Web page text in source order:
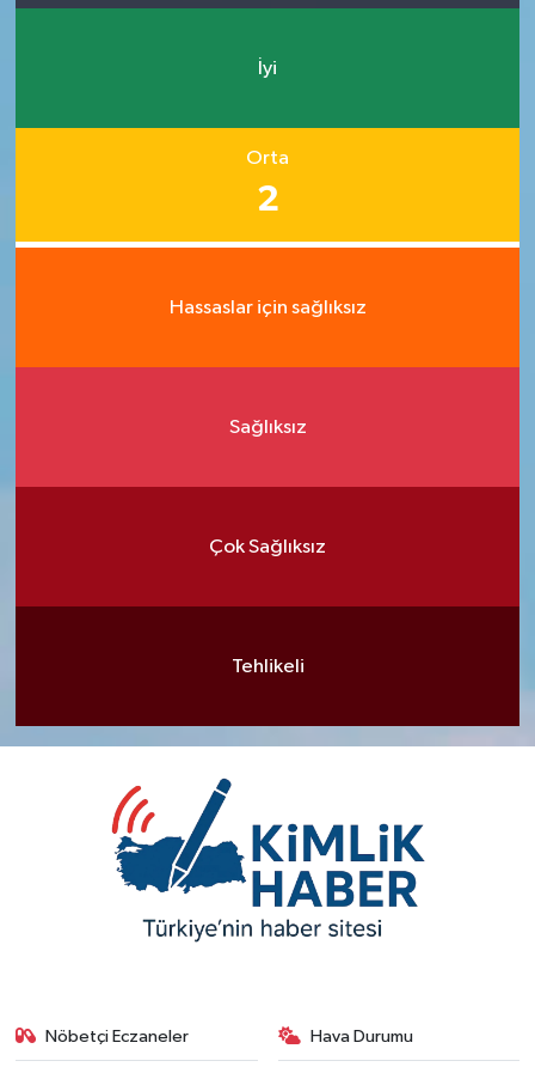
İyi
Orta
2
Hassaslar için sağlıksız
Sağlıksız
Çok Sağlıksız
Tehlikeli
Nöbetçi Eczaneler Hava Durumu